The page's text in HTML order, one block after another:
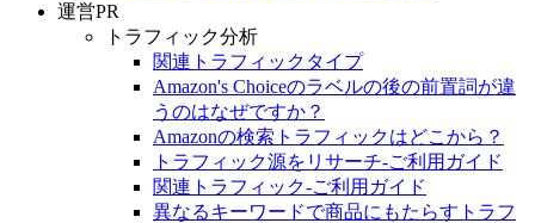
運営PR
トラフィック分析
関連トラフィックタイプ
Amazon's Choiceのラベルの後の前置詞が違
うのはなぜですか？
Amazonの検索トラフィックはどこから？
トラフィック源をリサーチ‐ご利用ガイド
関連トラフィック‐ご利用ガイド
異なるキーワードで商品にもたらすトラフ